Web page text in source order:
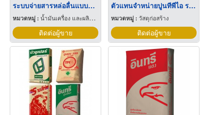
ระบบจ่ายสารหล่อลื่นแบบสเปรย์ในอุตสาหกรรมเหมืองแร่และซีเมนต์
หมวดหมู่ : น้ำมันเครื่อง และผลิตภัณฑ์หล่อลื่น
ติดต่อผู้ขาย
ตัวแทนจำหน่ายปูนทีพีไอ ระยอง
หมวดหมู่ :วัสดุก่อสร้าง
ติดต่อผู้ขาย